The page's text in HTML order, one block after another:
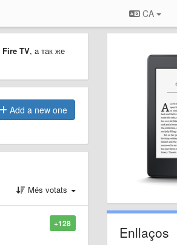
CA
Fire TV, а так же
Add a new one
Més votats
+128 Enllaços